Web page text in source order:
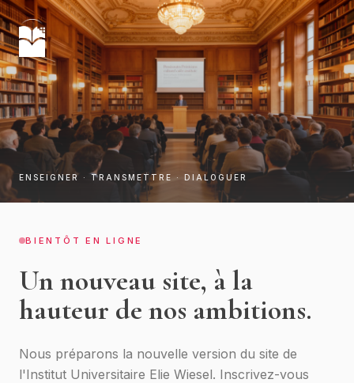
ENSEIGNER · TRANSMETTRE · DIALOGUER
BIENTÔT EN LIGNE
Un nouveau site, à la
hauteur de nos ambitions.
Nous préparons la nouvelle version du site de
l'Institut Universitaire Elie Wiesel. Inscrivez-vous